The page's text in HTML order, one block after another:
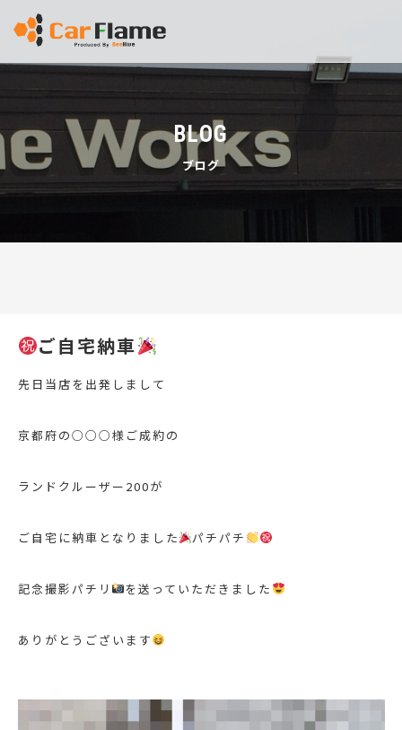
BLOG
ブログ
ご自宅納車
先日当店を出発しまして
京都府の○○○様ご成約の
ランドクルーザー200が
ご自宅に納車となりました パチパチ
記念撮影パチリ を送っていただきました
ありがとうございます